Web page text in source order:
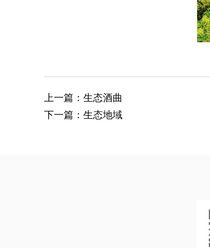
上一篇：生态酒曲
下一篇：生态地域